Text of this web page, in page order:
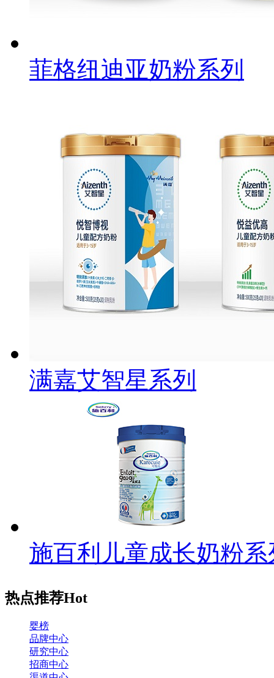
菲格纽迪亚奶粉系列
满嘉艾智星系列
施百利儿童成长奶粉系
热点推荐Hot
婴榜
品牌中心
研究中心
招商中心